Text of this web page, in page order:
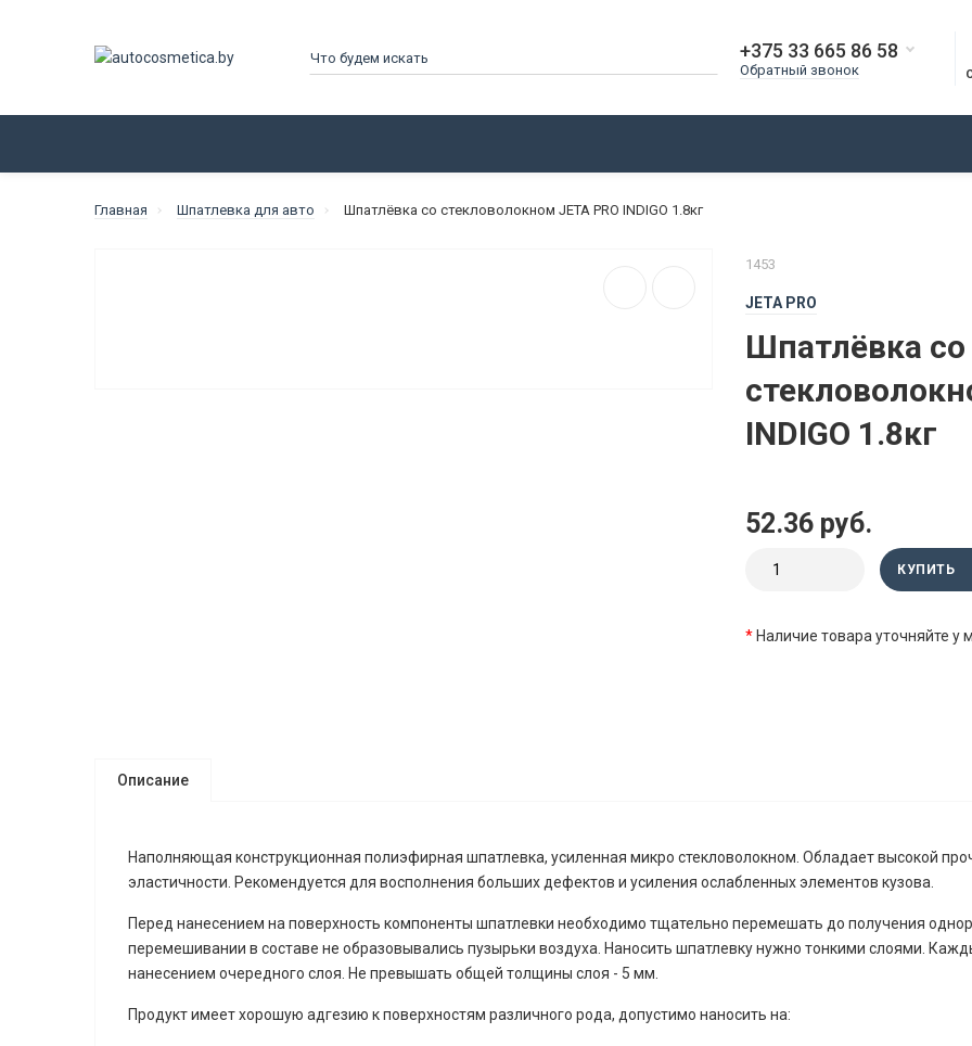
+375 33 665 86 58
Обратный звонок
Главная Шпатлевка для авто Шпатлёвка со стекловолокном JETA PRO INDIGO 1.8кг
1453
JETA PRO
Шпатлёвка со
INDIGO 1.8кг
52.36 руб.
КУПИТЬ
* Наличие товара уточняйте у
Описание
Наполняющая конструкционная полиэфирная шпатлевка, усиленная микро стекловолокном. Обладает высокой
эластичности. Рекомендуется для восполнения больших дефектов и усиления ослабленных элементов кузова.
Перед нанесением на поверхность компоненты шпатлевки необходимо тщательно перемешать до получения
перемешивании в составе не образовывались пузырьки воздуха. Наносить шпатлевку нужно тонкими слоями.
нанесением очередного слоя. Не превышать общей толщины слоя - 5 мм.
Продукт имеет хорошую адгезию к поверхностям различного рода, допустимо наносить на: